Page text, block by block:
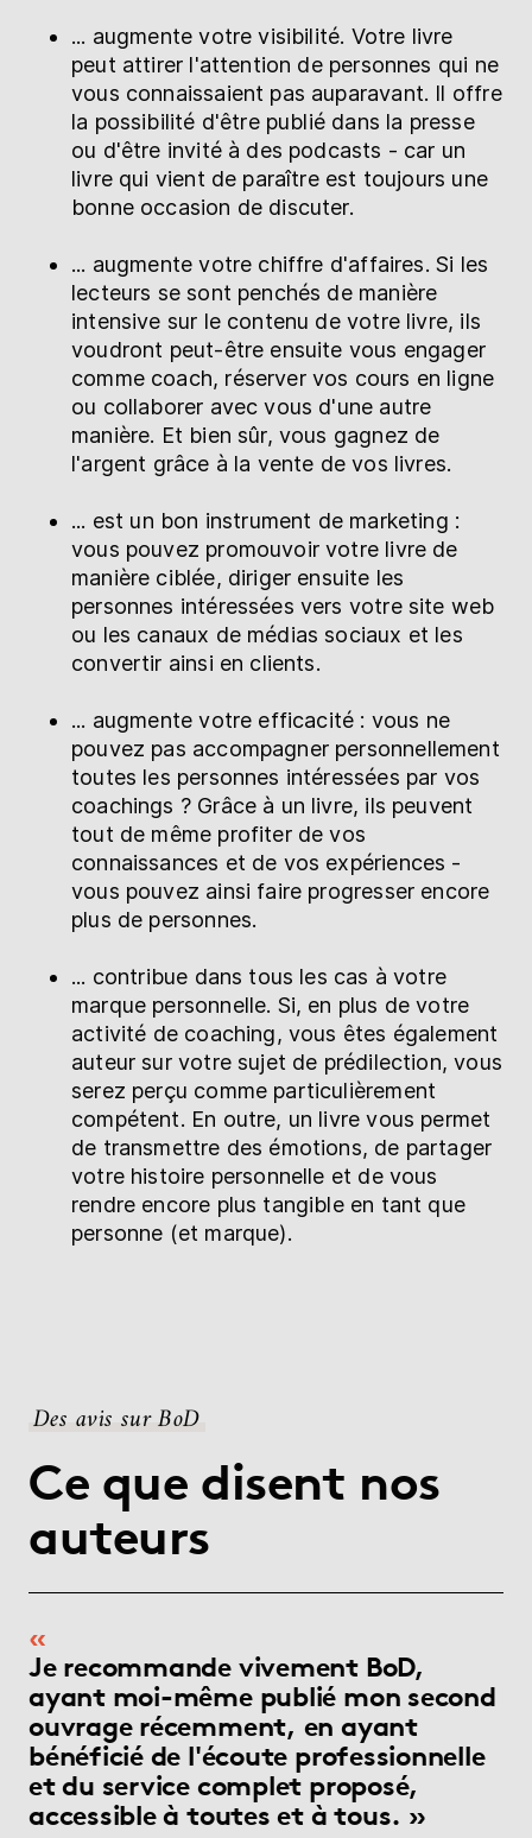
... augmente votre visibilité. Votre livre
peut attirer l'attention de personnes qui ne
vous connaissaient pas auparavant. Il offre
la possibilité d'être publié dans la presse
ou d'être invité à des podcasts - car un
livre qui vient de paraître est toujours une
bonne occasion de discuter.
... augmente votre chiffre d'affaires. Si les
lecteurs se sont penchés de manière
intensive sur le contenu de votre livre, ils
voudront peut-être ensuite vous engager
comme coach, réserver vos cours en ligne
ou collaborer avec vous d'une autre
manière. Et bien sûr, vous gagnez de
l'argent grâce à la vente de vos livres.
... est un bon instrument de marketing :
vous pouvez promouvoir votre livre de
manière ciblée, diriger ensuite les
personnes intéressées vers votre site web
ou les canaux de médias sociaux et les
convertir ainsi en clients.
... augmente votre efficacité : vous ne
pouvez pas accompagner personnellement
toutes les personnes intéressées par vos
coachings ? Grâce à un livre, ils peuvent
tout de même profiter de vos
connaissances et de vos expériences -
vous pouvez ainsi faire progresser encore
plus de personnes.
... contribue dans tous les cas à votre
marque personnelle. Si, en plus de votre
activité de coaching, vous êtes également
auteur sur votre sujet de prédilection, vous
serez perçu comme particulièrement
compétent. En outre, un livre vous permet
de transmettre des émotions, de partager
votre histoire personnelle et de vous
rendre encore plus tangible en tant que
personne (et marque).
Des avis sur BoD
Ce que disent nos
auteurs
Je recommande vivement BoD,
ayant moi-même publié mon second
ouvrage récemment, en ayant
bénéficié de l'écoute professionnelle
et du service complet proposé,
accessible à toutes et à tous.